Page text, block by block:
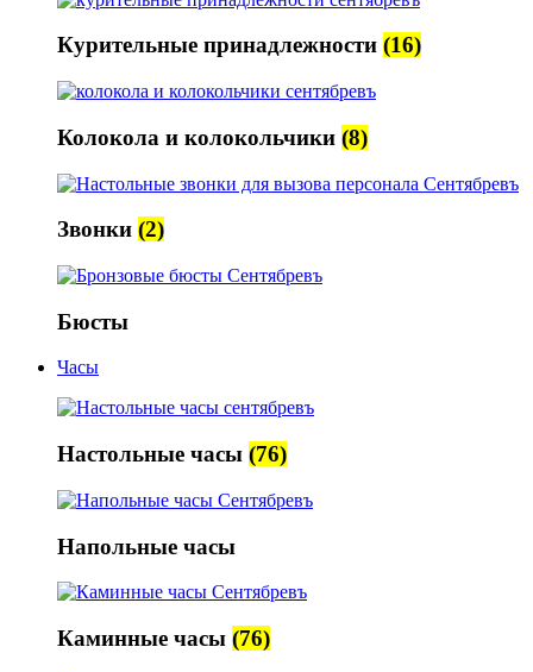
Курительные принадлежности (16)
Колокола и колокольчики (8)
Звонки (2)
Бюсты
Часы
Настольные часы (76)
Напольные часы
Каминные часы (76)